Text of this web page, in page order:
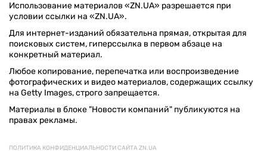
Использование материалов «ZN.UA» разрешается при
условии ссылки на «ZN.UA».
Для интернет-изданий обязательна прямая, открытая для
поисковых систем, гиперссылка в первом абзаце на
конкретный материал.
Любое копирование, перепечатка или воспроизведение
фотографических и видео материалов, содержащих ссылку
на Getty Images, строго запрещается.
Материалы в блоке "Новости компаний" публикуются на
правах рекламы.
ПОЛИТИКА КОНФИДЕНЦИАЛЬНОСТИ САЙТА ZN.UA